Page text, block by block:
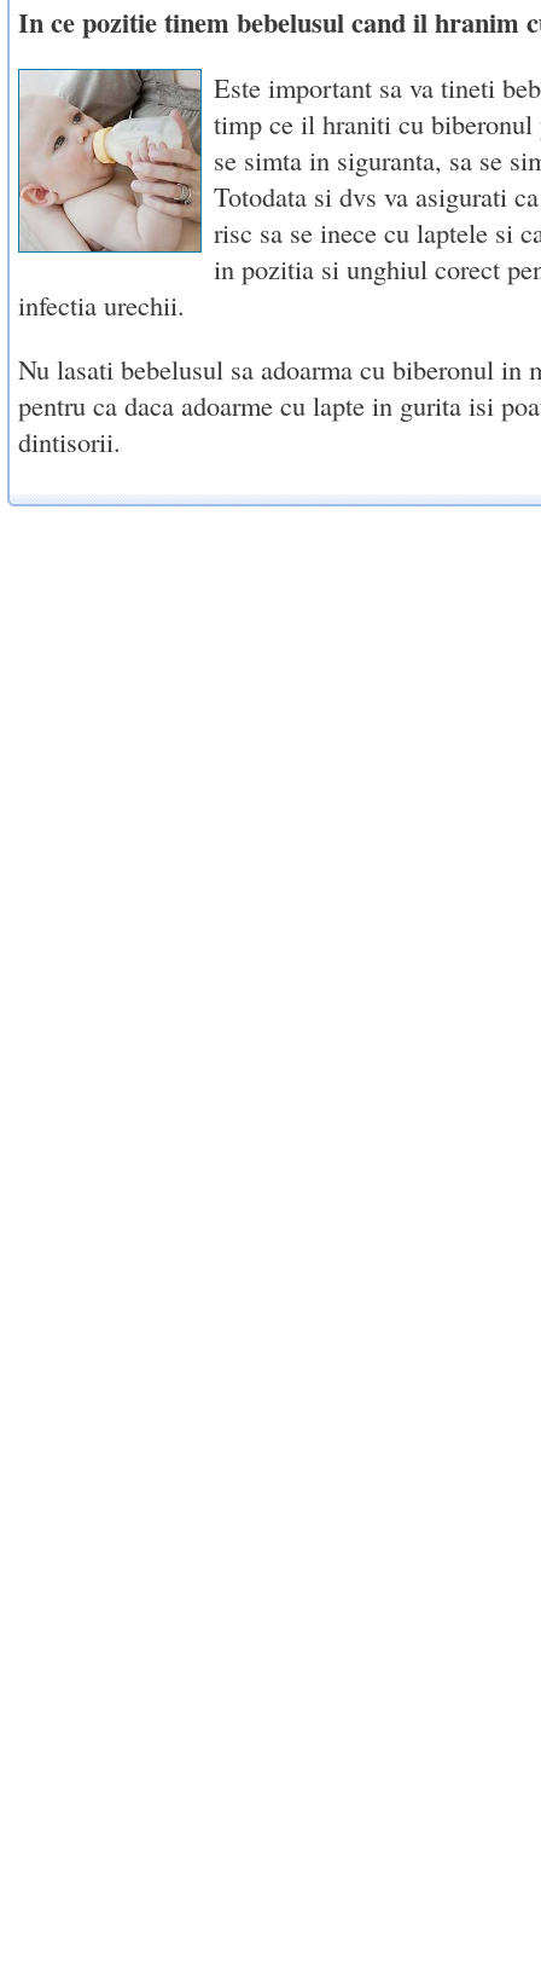
In ce pozitie tinem bebelusul cand il hranim
Este important sa va tineti
timp ce il hraniti cu biberonul
se simta in siguranta, sa se
Totodata si dvs va asigurati
risc sa se inece cu laptele si
in pozitia si unghiul corect
infectia urechii.
Nu lasati bebelusul sa adoarma cu biberonul in
pentru ca daca adoarme cu lapte in gurita isi
dintisorii.